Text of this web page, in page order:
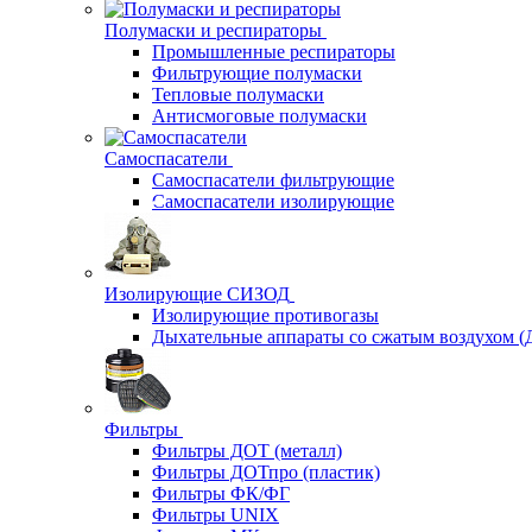
Полумаски и респираторы
Промышленные респираторы
Фильтрующие полумаски
Тепловые полумаски
Антисмоговые полумаски
Самоспасатели
Самоспасатели фильтрующие
Самоспасатели изолирующие
Изолирующие СИЗОД
Изолирующие противогазы
Дыхательные аппараты со сжатым воздухом
Фильтры
Фильтры ДОТ (металл)
Фильтры ДОТпро (пластик)
Фильтры ФК/ФГ
Фильтры UNIX